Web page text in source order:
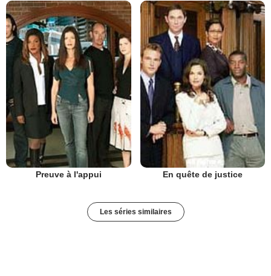
Preuve à l'appui En quête de justice
Les séries similaires